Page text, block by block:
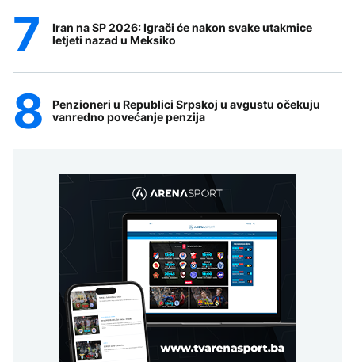
Iran na SP 2026: Igrači će nakon svake utakmice
letjeti nazad u Meksiko
Penzioneri u Republici Srpskoj u avgustu očekuju
vanredno povećanje penzija